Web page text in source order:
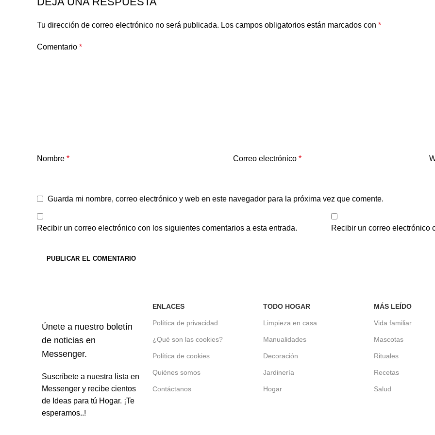
Tu dirección de correo electrónico no será publicada. Los campos obligatorios están marcados con *
Comentario *
Nombre * Correo electrónico *
Guarda mi nombre, correo electrónico y web en este navegador para la próxima vez que comente.
Recibir un correo electrónico con los siguientes comentarios a esta entrada. Recibir un correo electrónico
Únete a nuestro boletín
de noticias en
Messenger.
Suscríbete a nuestra lista en
Messenger y recibe cientos
de Ideas para tú Hogar. ¡Te
esperamos..!
ENLACES
Política de privacidad
¿Qué son las cookies?
Política de cookies
Quiénes somos
Contáctanos
TODO HOGAR
Limpieza en casa
Manualidades
Decoración
Jardinería
Hogar
MÁS LEÍDO
Vida familiar
Mascotas
Rituales
Recetas
Salud